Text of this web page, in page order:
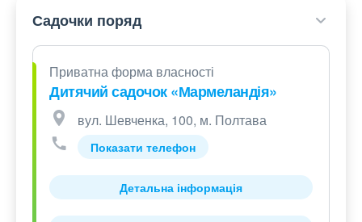
Садочки поряд
Приватна форма власності
Дитячий садочок «Мармеландія»
вул. Шевченка, 100, м. Полтава
Показати телефон
Детальна інформація